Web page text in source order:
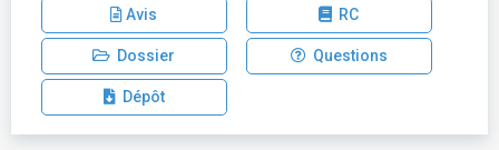
Avis RC
Dossier Questions
Dépôt